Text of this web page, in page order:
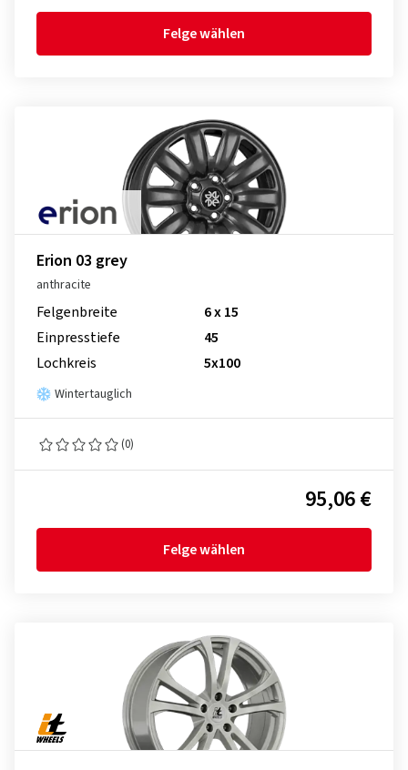
Felge wählen
Erion 03 grey
anthracite
Felgenbreite
6 x 15
Einpresstiefe
45
Lochkreis
5x100
Wintertauglich
(0)
95,06 €
Felge wählen